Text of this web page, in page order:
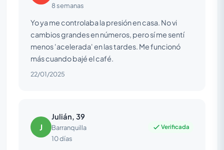
8 semanas
Yo ya me controlaba la presión en casa. No vi
cambios grandes en números, pero sí me sentí
menos 'acelerada' en las tardes. Me funcionó
más cuando bajé el café.
22/01/2025
J
Julián, 39
Barranquilla
10 días
Verificada